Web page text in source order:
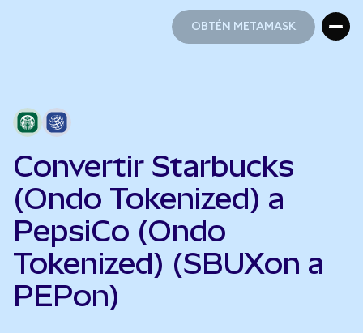
OBTÉN METAMASK
Convertir Starbucks
(Ondo Tokenized) a
PepsiCo (Ondo
Tokenized) (SBUXon a
PEPon)